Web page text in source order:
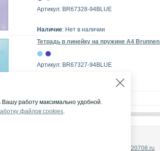
Артикул: BR67328-94BLUE
Наличие: Нет в наличии
Тетрадь в линейку на пружине А4
Артикул: BR67327-94BLUE
info@2320708.ru
работу максимально удобной.
файлов cookies.